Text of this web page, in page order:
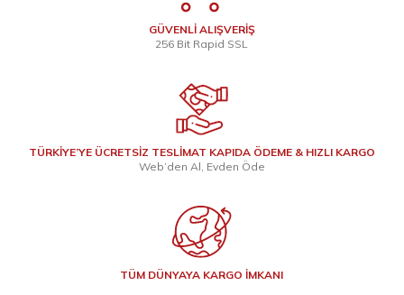
GÜVENLİ ALIŞVERİŞ
256 Bit Rapid SSL
TÜRKİYE’YE ÜCRETSİZ TESLİMAT KAPIDA ÖDEME & HIZLI KARGO
Web’den Al, Evden Öde
TÜM DÜNYAYA KARGO İMKANI